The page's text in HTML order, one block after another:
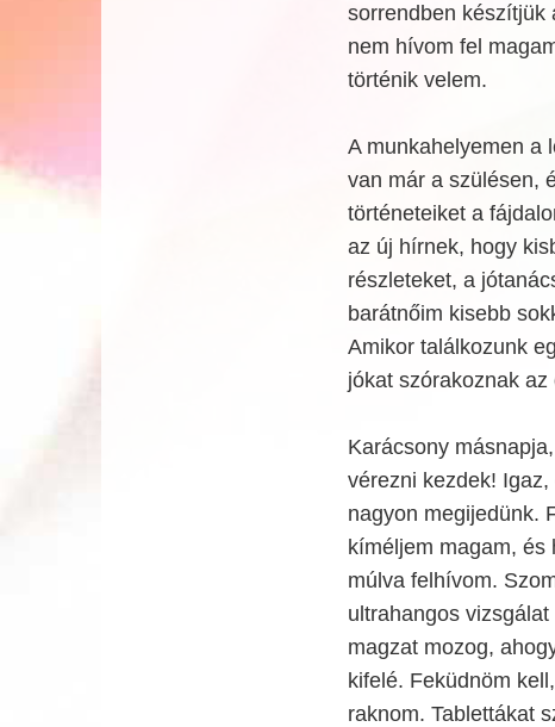
sorrendben készítjük
nem hívom fel
történik velem.
A munkahelyemen a
van már a szülésen,
történeteiket a
az új hírnek, hogy
részleteket, a
barátnőim kisebb
Amikor találkozunk
jókat szórakoznak
Karácsony
vérezni kezdek!
nagyon megijedünk.
kíméljem magam, és
múlva felhívom.
ultrahangos
magzat mozog,
kifelé. Feküdnöm
raknom. Tablettákat